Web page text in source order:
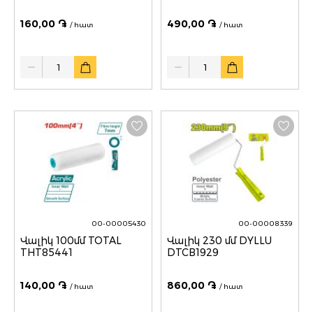
160,00 ֏ / հատ
Quantity
490,00 ֏ / հատ
Quantity
00-00005430
Վալիկ 100մմ TOTAL
THT85441
140,00 ֏ / հատ
00-00008339
Վալիկ 230 մմ DYLLU
DTCB1929
860,00 ֏ / հատ